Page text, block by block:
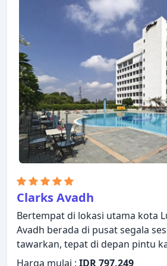
televisi layar datar, akses internet
internet WiFi (gratis), kamar
Hotel ini menawarkan berbagai
Temukan semua yang Lucknow
membuat Golden Tulip
persinggahan Anda.
Clarks Avadh
Bertempat di lokasi utama kota
Avadh berada di pusat segala
tawarkan, tepat di depan pintu
Dengan daftar fasilitas yang
Harga mulai : IDR 797,249